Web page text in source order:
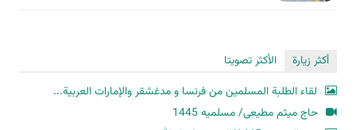
أكثر زيارة
الأكثر تصويتا
لقاء الطلبة المسلمين من فرنسا و مدغشقر والإمارات العربية...
حاج میثم مطیعی/ مسلمیه 1445